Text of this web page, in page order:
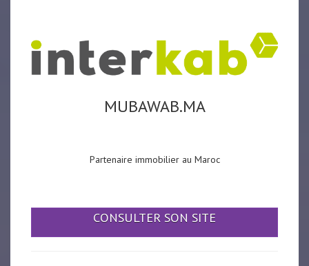
MUBAWAB.MA
Partenaire immobilier au Maroc
CONSULTER SON SITE